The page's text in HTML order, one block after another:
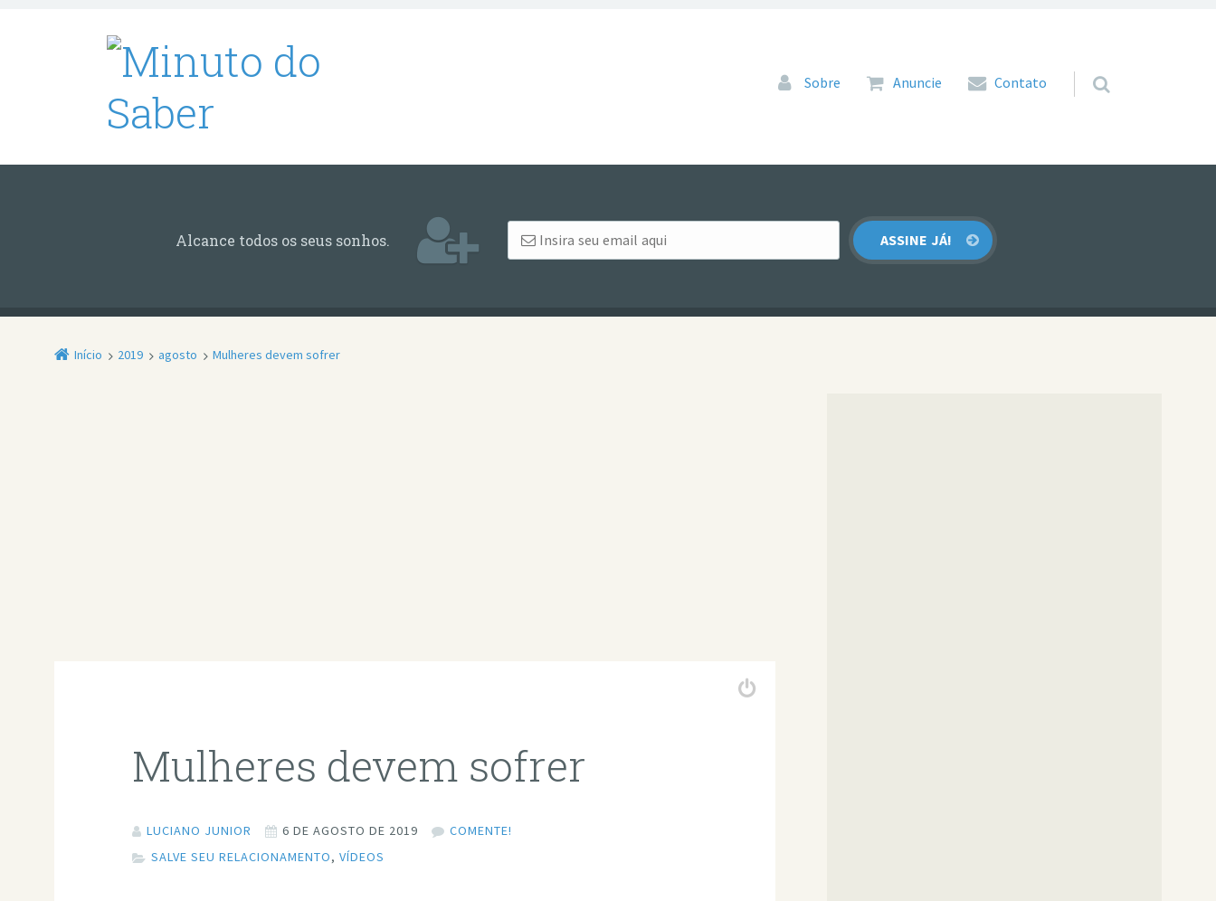
Pular para o conteúdo
Sobre Anuncie Contato
Alcance todos os seus sonhos.
Início 2019 agosto Mulheres devem sofrer
Mulheres devem sofrer
LUCIANO JUNIOR 6 DE AGOSTO DE 2019
COMENTE!
SALVE SEU RELACIONAMENTO,VÍDEOS